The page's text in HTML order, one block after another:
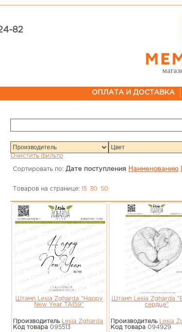
82
ОПЛАТА И ДОСТАВКА
Очистить фильтр
Сортировать по: Дате поступления Наименованию
Товаров на странице: 15 30 50
Штамп Lesia Zgharda "Happy
New Year TA159"
Производитель
Lesia Zgharda
Код товара 095513
Штамп Lesia Zgharda
сердце"
Производитель
Lesia
Код товара094929